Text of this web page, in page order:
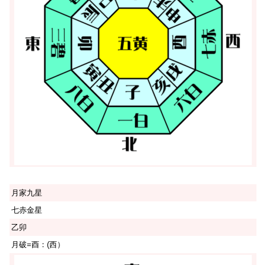
月家九星
七赤金星
乙卯
月破=酉：(西）